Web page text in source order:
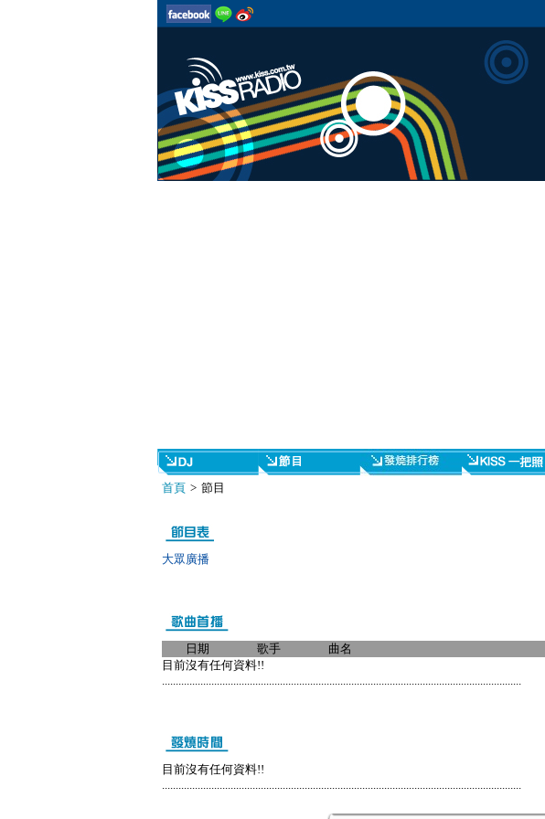
首頁> 節目
大眾廣播
日期 歌手 曲名
目前沒有任何資料!!
...................................................................................................................................
目前沒有任何資料!!
...................................................................................................................................